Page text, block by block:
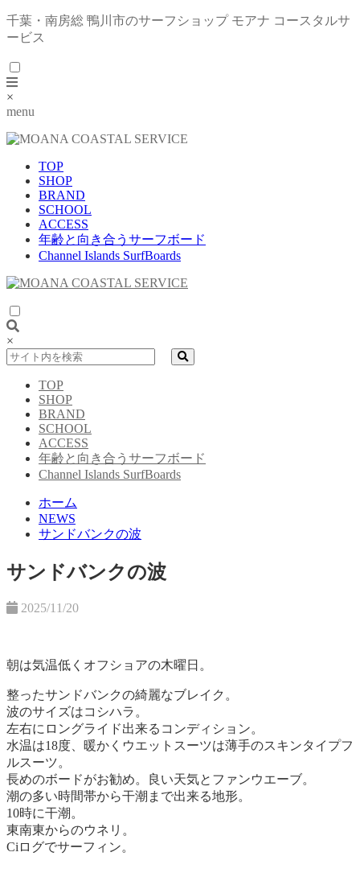
千葉・南房総 鴨川市のサーフショップ モアナ コースタルサ
ービス
×
menu
TOP
SHOP
BRAND
SCHOOL
ACCESS
年齢と向き合うサーフボード
Channel Islands SurfBoards
×
TOP
SHOP
BRAND
SCHOOL
ACCESS
年齢と向き合うサーフボード
Channel Islands SurfBoards
ホーム
NEWS
サンドバンクの波
サンドバンクの波
2025/11/20
朝は気温低くオフショアの木曜日。
整ったサンドバンクの綺麗なブレイク。
波のサイズはコシハラ。
左右にロングライド出来るコンディション。
水温は18度、暖かくウエットスーツは薄手のスキンタイプフ
ルスーツ。
長めのボードがお勧め。
良い天気とファンウエーブ。
潮の多い時間帯から干潮まで出来る地形。
10時に干潮。
東南東からのウネリ。
Ciログでサーフィン。